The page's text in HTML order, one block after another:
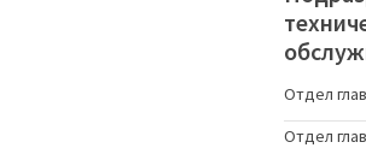
Отдел
Отдел